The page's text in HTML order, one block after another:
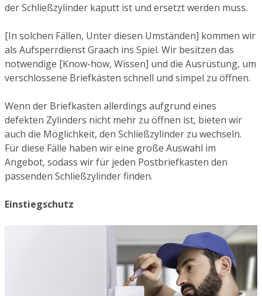
der Schließzylinder kaputt ist und ersetzt werden muss.
[In solchen Fällen, Unter diesen Umständen] kommen wir
als Aufsperrdienst Graach ins Spiel. Wir besitzen das
notwendige [Know-how, Wissen] und die Ausrüstung, um
verschlossene Briefkästen schnell und simpel zu öffnen.
Wenn der Briefkasten allerdings aufgrund eines
defekten Zylinders nicht mehr zu öffnen ist, bieten wir
auch die Möglichkeit, den Schließzylinder zu wechseln.
Für diese Fälle haben wir eine große Auswahl im
Angebot, sodass wir für jeden Postbriefkasten den
passenden Schließzylinder finden.
Einstiegschutz